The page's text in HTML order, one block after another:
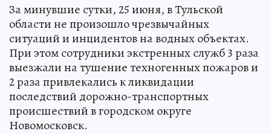
За минувшие сутки, 25 июня, в Тульской
области не произошло чрезвычайных
ситуаций и инцидентов на водных объектах.
При этом сотрудники экстренных служб 3 раза
выезжали на тушение техногенных пожаров и
2 раза привлекались к ликвидации
последствий дорожно-транспортных
происшествий в городском округе
Новомосковск.